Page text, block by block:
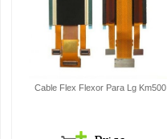
Cable Flex Flexor Para Lg Km500